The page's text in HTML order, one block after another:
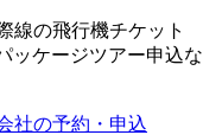
線の飛行機チケット
ッケージツアー申込な
社の予約・申込